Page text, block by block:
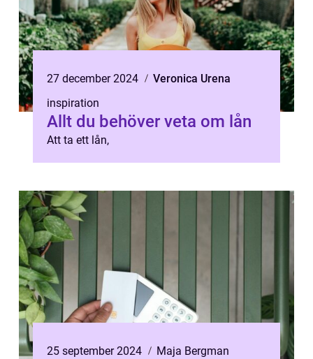
27 december 2024
Veronica Urena
inspiration
Allt du behöver veta om lån
Att ta ett lån,
25 september 2024
Maja Bergman